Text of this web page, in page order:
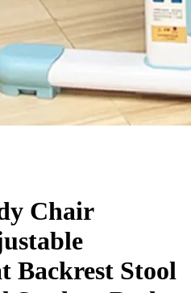
Chair
Backrest Stool